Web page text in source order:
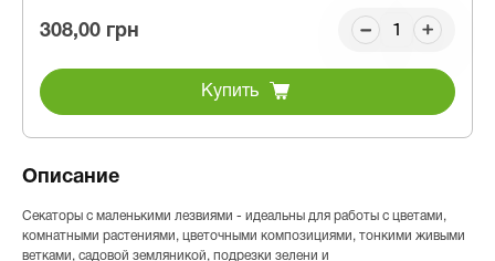
308,00 грн
Купить
Описание
Секаторы с маленькими лезвиями - идеальны для работы с цветами,
комнатными растениями, цветочными композициями, тонкими живыми
ветками, садовой земляникой, подрезки зелени и